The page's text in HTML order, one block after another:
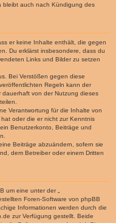
bleibt auch nach Kündigung des
er keine Inhalte enthält, die gegen
Du erklärst insbesondere, dass du
Links und Bilder zu setzen
Bei Verstößen gegen diese
Regeln kann der
von der Nutzung dieses
Verantwortung für die Inhalte von
oder die er nicht zur Kenntnis
Benutzerkonto, Beiträge und
Beiträge abzuändern, sofern sie
dem Betreiber oder einem Dritten
um eine unter der „
Foren-Software von phpBB
Informationen werden durch die
zur Verfügung gestellt. Beide